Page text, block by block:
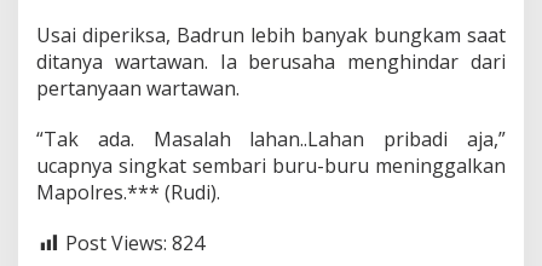
D
k
u
a
i
K
p
Usai diperiksa, Badrun lebih banyak bungkam saat
ditanya wartawan. Ia berusaha menghindar dari
pertanyaan wartawan.
“Tak ada. Masalah lahan..Lahan pribadi aja,”
ucapnya singkat sembari buru-buru meninggalkan
Mapolres.*** (Rudi).
Post Views: 824